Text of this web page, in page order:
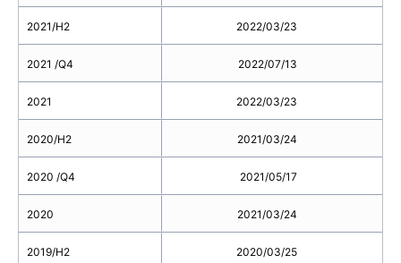
2021/H2
2021 /Q4
2021
2020/H2
2020 /Q4
2020
2019/H2
2022/03/23
2022/07/13
2022/03/23
2021/03/24
2021/05/17
2021/03/24
2020/03/25